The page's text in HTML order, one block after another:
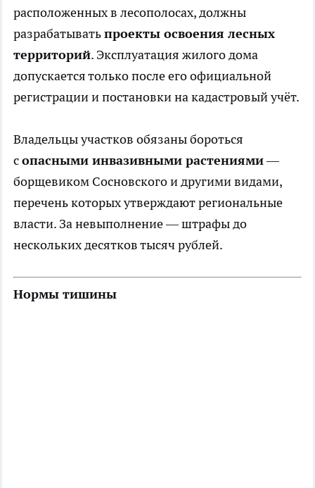
расположенных в лесополосах, должны
разрабатыватьпроекты освоения лесных
территорий. Эксплуатация жилого дома
допускается только после его официальной
регистрации и постановки на кадастровый учёт.
Владельцы участков обязаны бороться
сопасными инвазивными растениями—
борщевиком Сосновского и другими видами,
перечень которых утверждают региональные
власти. За невыполнение — штрафы до
нескольких десятков тысяч рублей.
Нормы тишины